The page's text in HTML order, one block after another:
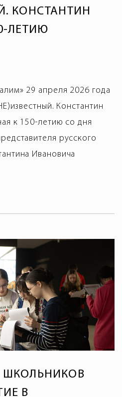
КОНСТАНТИН
ЛЕТИЮ
29 апреля 2026 года
Константин
к 150-летию со дня
русского
Ивановича
ШКОЛЬНИКОВ
В